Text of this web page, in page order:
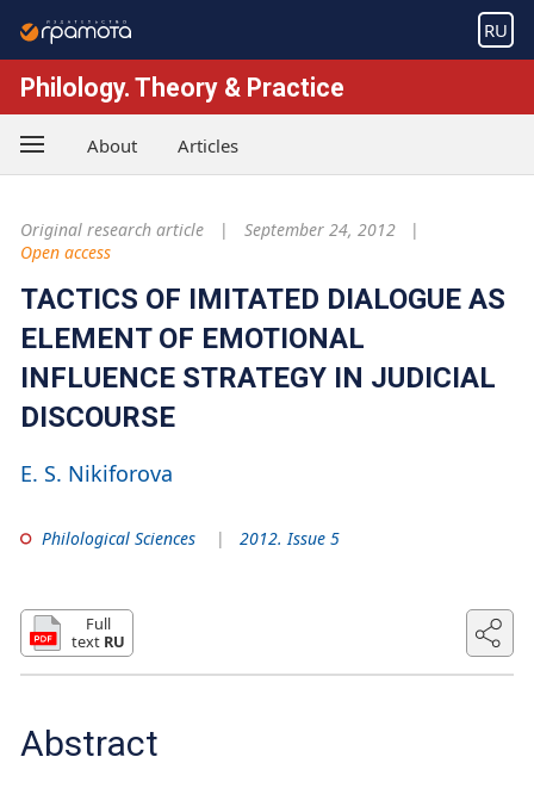
RU
Philology. Theory & Practice
About Articles
Original research article
September 24, 2012
Open access
TACTICS OF IMITATED DIALOGUE AS
ELEMENT OF EMOTIONAL
INFLUENCE STRATEGY IN JUDICIAL
DISCOURSE
E. S. Nikiforova
Philological Sciences 2012. Issue 5
Full
text RU
Abstract